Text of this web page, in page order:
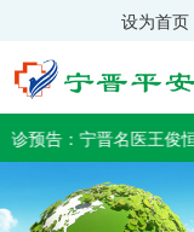
设为首
医院介绍
医院环境
医院文化
内镜室（1楼北侧）
药房（1楼南侧）
中医科（1楼南侧）
肿瘤血液科专家
内分泌肾病科专家
五官科专家
高端设备
急诊设备
手术室设备
通知公告
医院新闻
健康之家
集团文化
文化活动
风采之星
门诊指南
住院指南
交通指南
预告：宁晋名医王俊恒